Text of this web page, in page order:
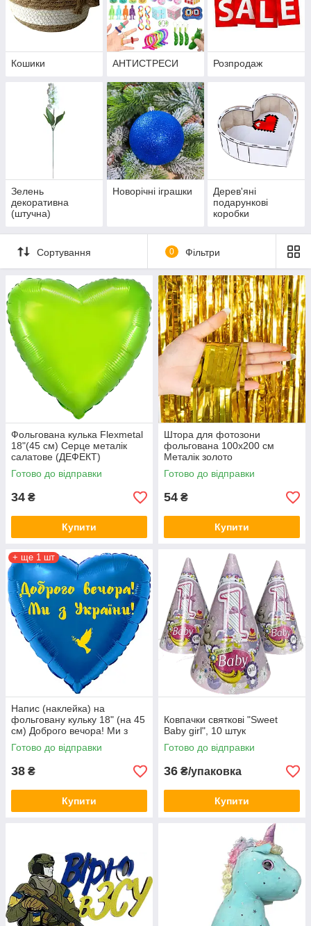
Кошики АНТИСТРЕСИ Розпродаж
Зелень
декоративна
(штучна)
Новорічні іграшки
Дерев'яні
подарункові
коробки
Сортування 0 Фільтри
Фольгована кулька Flexmetal
18"(45 см) Серце металік
салатове (ДЕФЕКТ)
Готово до відправки
34 ₴
Купити
Штора для фотозони
фольгована 100х200 см
Металік золото
Готово до відправки
54 ₴
Купити
+ ще 1 шт
Напис (наклейка) на
фольговану кульку 18" (на 45
см) Доброго вечора! Ми з
України! (будь-який колір)
Готово до відправки
38 ₴
Купити
Ковпачки святкові "Sweet
Baby girl", 10 штук
Готово до відправки
36 ₴/упаковка
Купити